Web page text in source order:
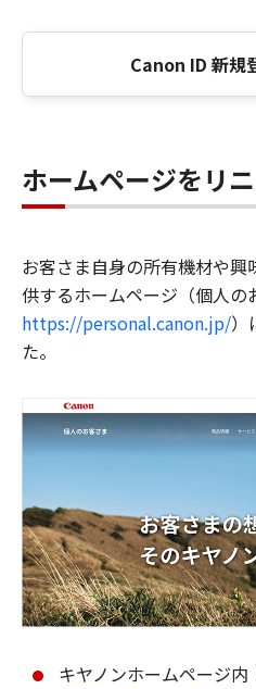
Canon ID 新規
ホームページをリ
お客さま自身の所有機材や
供するホームページ（個人の
https://personal.canon.jp/）
た。
キヤノンホームページ